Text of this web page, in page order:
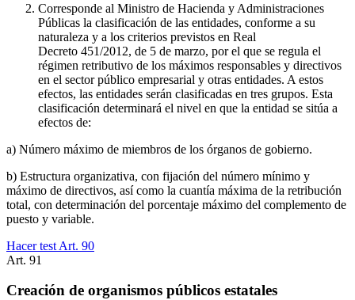
Corresponde al Ministro de Hacienda y Administraciones
Públicas la clasificación de las entidades, conforme a su
naturaleza y a los criterios previstos en Real
Decreto 451/2012, de 5 de marzo, por el que se regula el
régimen retributivo de los máximos responsables y directivos
en el sector público empresarial y otras entidades. A estos
efectos, las entidades serán clasificadas en tres grupos. Esta
clasificación determinará el nivel en que la entidad se sitúa a
efectos de:
a) Número máximo de miembros de los órganos de gobierno.
b) Estructura organizativa, con fijación del número mínimo y
máximo de directivos, así como la cuantía máxima de la retribución
total, con determinación del porcentaje máximo del complemento de
puesto y variable.
Hacer test Art. 90
Art. 91
Creación de organismos públicos estatales